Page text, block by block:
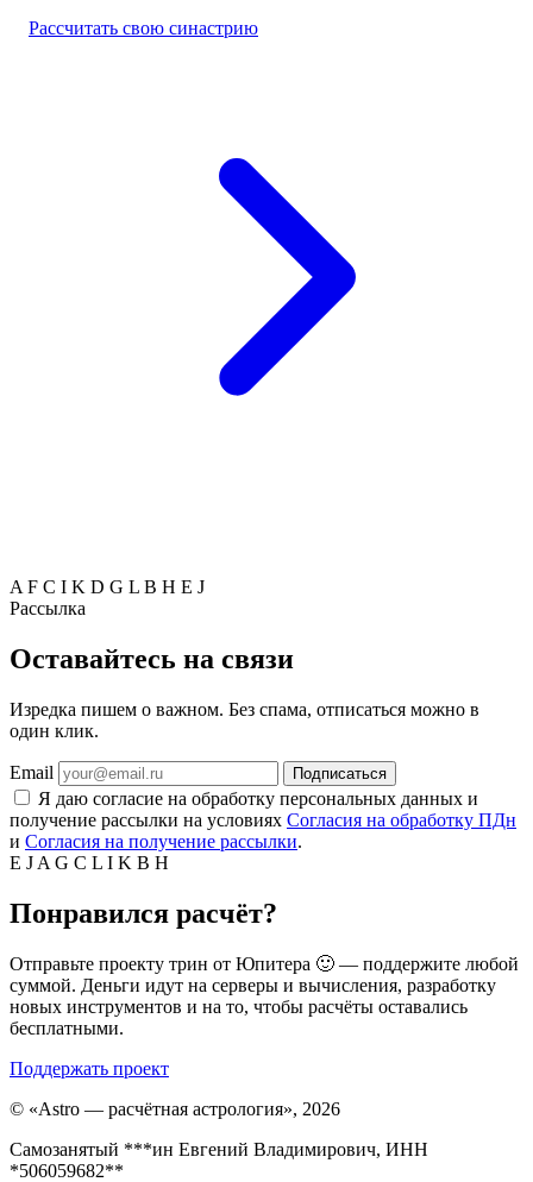
Рассчитать свою синастрию
A F C I K D G L B H E J
Рассылка
Оставайтесь на связи
Изредка пишем о важном. Без спама, отписаться можно в
один клик.
Email Подписаться
Я даю согласие на обработку персональных данных и
получение рассылки на условиях Согласия на обработку ПДн
и Согласия на получение рассылки.
E J A G C L I K B H
Понравился расчёт?
Отправьте проекту трин от Юпитера 🙂 — поддержите любой
суммой. Деньги идут на серверы и вычисления, разработку
новых инструментов и на то, чтобы расчёты оставались
бесплатными.
Поддержать проект
© «Astro — расчётная астрология», 2026
Самозанятый ***ин Евгений Владимирович, ИНН
*506059682**